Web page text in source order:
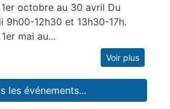
octobre au 30 avril Du
9h00-12h30 et 13h30-17h.
mai au...
Voir plus
les événements...